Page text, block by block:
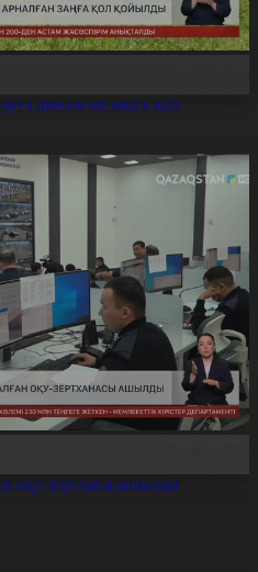
арналған заңға қол
оқу-зертхана ашылды